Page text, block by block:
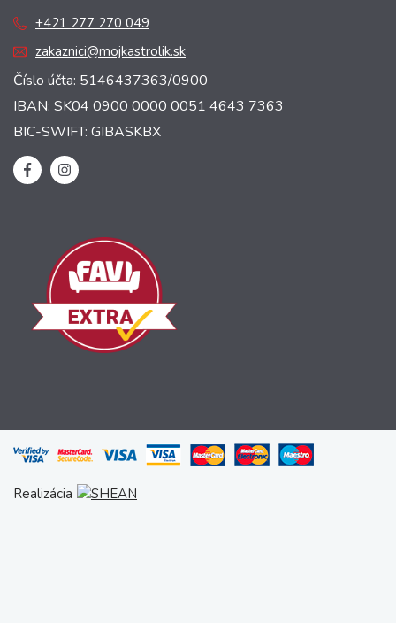
+421 277 270 049
zakaznici@mojkastrolik.sk
Číslo účta: 5146437363/0900
IBAN: SK04 0900 0000 0051 4643 7363
BIC-SWIFT: GIBASKBX
Realizácia